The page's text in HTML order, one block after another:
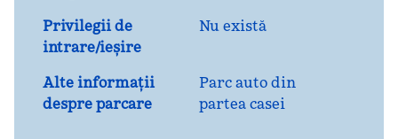
Privilegii de
intrare/ieșire
Nu există
Alte informații
despre parcare
Parc auto din
partea casei